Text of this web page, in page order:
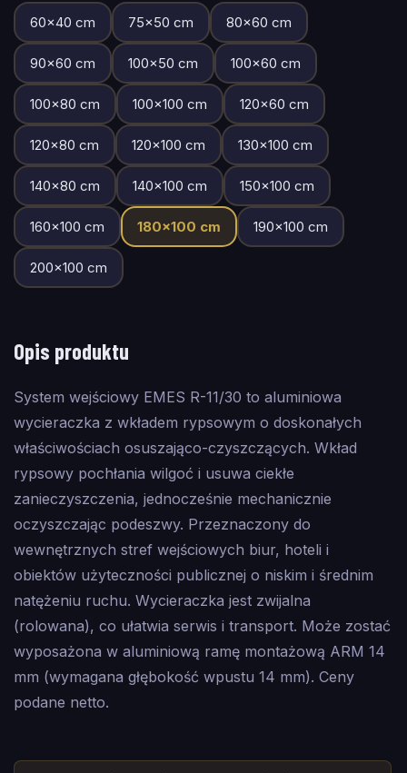
60×40 cm 75×50 cm 80×60 cm
90×60 cm 100×50 cm 100×60 cm
100×80 cm 100×100 cm 120×60 cm
120×80 cm 120×100 cm 130×100 cm
140×80 cm 140×100 cm 150×100 cm
160×100 cm 180×100 cm 190×100 cm
200×100 cm
Opis produktu
System wejściowy EMES R-11/30 to aluminiowa
wycieraczka z wkładem rypsowym o doskonałych
właściwościach osuszająco-czyszczących. Wkład
rypsowy pochłania wilgoć i usuwa ciekłe
zanieczyszczenia, jednocześnie mechanicznie
oczyszczając podeszwy. Przeznaczony do
wewnętrznych stref wejściowych biur, hoteli i
obiektów użyteczności publicznej o niskim i średnim
natężeniu ruchu. Wycieraczka jest zwijalna
(rolowana), co ułatwia serwis i transport. Może zostać
wyposażona w aluminiową ramę montażową ARM 14
mm (wymagana głębokość wpustu 14 mm). Ceny
podane netto.